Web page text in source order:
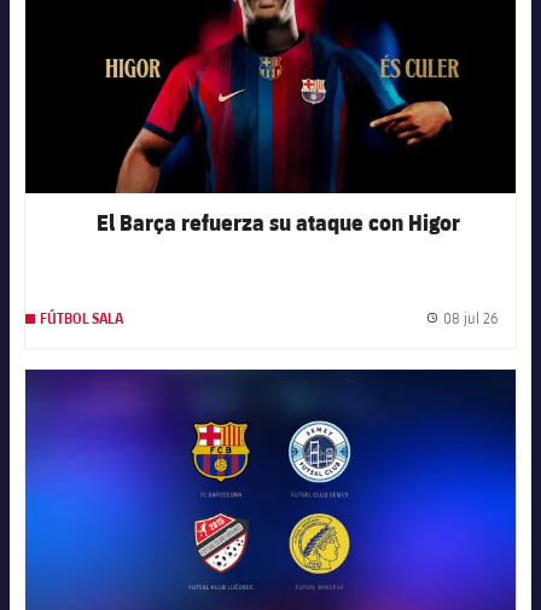
El Barça refuerza su ataque con Higor
FÚTBOL SALA Fecha
08 jul 26
FC Barcelona club badge